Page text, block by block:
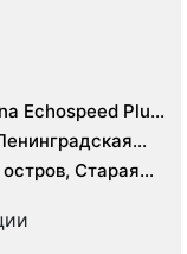
Echospeed Plus
Старая